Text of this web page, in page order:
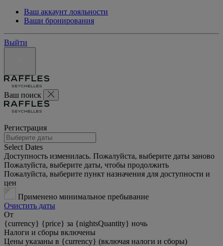
Ваш аккаунт лояльности
Ваши бронирования
Выйти
Ваш поиск
Регистрация
Select Dates
Доступность изменилась. Пожалуйста, выберите даты заново
Пожалуйста, выберите даты, чтобы продолжить
Пожалуйста, выберите пункт назначения для доступности и
цен
Применено минимальное пребывание
Очистить даты
От
{currency} {price} за {nightsQuantity} ночь
Налоги и сборы включены
Цены указаны в {currency} (включая налоги и сборы)